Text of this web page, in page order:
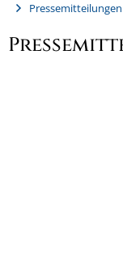
Pressemitteilungen